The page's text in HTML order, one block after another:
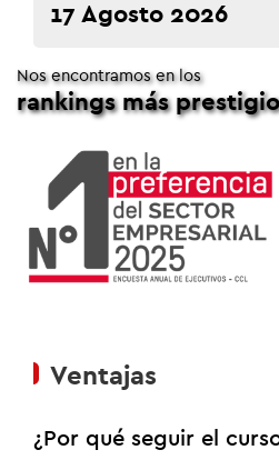
17 Agosto 2026
Nos encontramos en los
rankings más
Ventajas
¿Por qué seguir el